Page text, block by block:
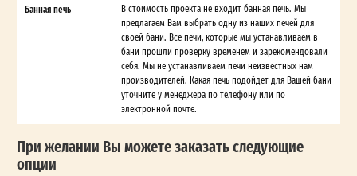
Банная печь
В стоимость проекта не входит банная печь. Мы
предлагаем Вам выбрать одну из наших печей для
своей бани. Все печи, которые мы устанавливаем в
бани прошли проверку временем и зарекомендовали
себя. Мы не устанавливаем печи неизвестных нам
производителей. Какая печь подойдет для Вашей бани
уточните у менеджера по телефону или по
электронной почте.
При желании Вы можете заказать следующие
опции